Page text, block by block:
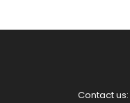
Contact us: